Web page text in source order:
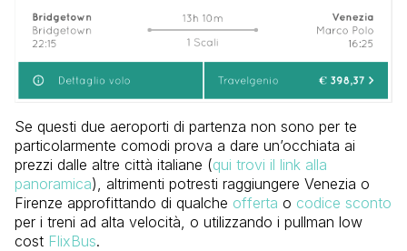
Se questi due aeroporti di partenza non sono per te
particolarmente comodi prova a dare un’occhiata ai
prezzi dalle altre città italiane (qui trovi il link alla
panoramica), altrimenti potresti raggiungere Venezia o
Firenze approfittando di qualche offerta o codice sconto
per i treni ad alta velocità, o utilizzando i pullman low
cost FlixBus.